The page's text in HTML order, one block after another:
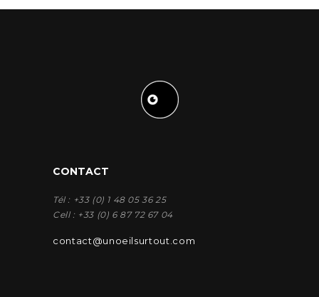
CONTACT
Tél : +33 (0) 1 48 05 36 25
Cell : +33 (0) 6 87 72 67 04
contact@unoeilsurtout.com